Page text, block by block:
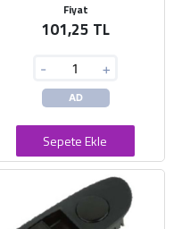
Fiyat
101,25 TL
- +
AD
Sepete Ekle